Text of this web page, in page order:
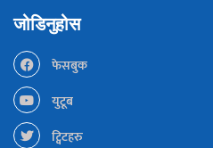
जोडिनुहोस
फेसबुक
युटूब
ट्विटहरु